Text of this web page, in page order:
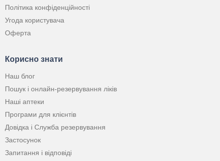
Політика конфіденційності
Угода користувача
Оферта
Корисно знати
Наш блог
Пошук і онлайн-резервування ліків
Наші аптеки
Програми для клієнтів
Довідка і Служба резервування
Застосунок
Запитання і відповіді